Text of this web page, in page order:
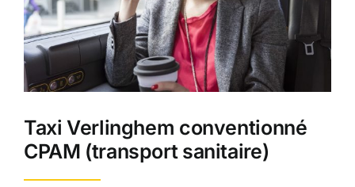
Taxi Verlinghem conventionné
CPAM (transport sanitaire)